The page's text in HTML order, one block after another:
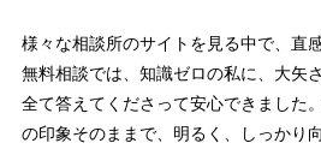
様々な相談所のサイトを見る中で、直
無料相談では、知識ゼロの私に、大矢
全て答えてくださって安心できました
の印象そのままで、明るく、しっかり